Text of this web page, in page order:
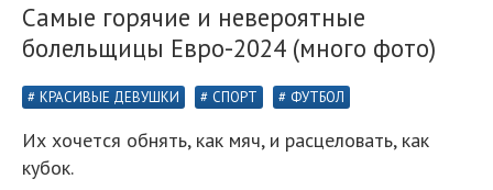
Самые горячие и невероятные
болельщицы Евро-2024 (много фото)
КРАСИВЫЕ ДЕВУШКИ СПОРТ ФУТБОЛ
Их хочется обнять, как мяч, и расцеловать, как
кубок.